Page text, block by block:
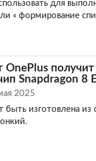
для
« формирование
Snapdragon 8
2025
изготовлена ​​из